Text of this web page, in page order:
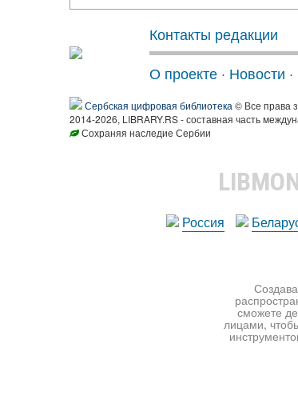
Контакты редакции
О проекте · Новости ·
Сербская цифровая библиотека © Все права
2014-2026, LIBRARY.RS - составная часть
Сохраняя наследие Сербии
Россия
сможете
лицами,